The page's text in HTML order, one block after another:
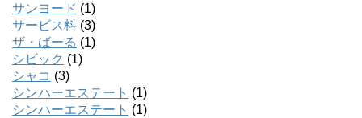
サンヨード (1)
サービス料 (3)
ザ・ばーる (1)
シビック (1)
シャコ (3)
シンハーエステート (1)
シンハーエステート (1)